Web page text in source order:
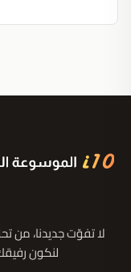
لا تفوّت جديدنا، من
لنكون